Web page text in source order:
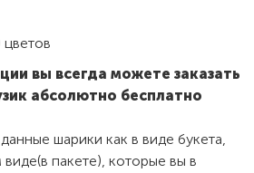
вы всегда можете заказать
абсолютно бесплатно
шарики как в виде букета,
пакете), которые вы в